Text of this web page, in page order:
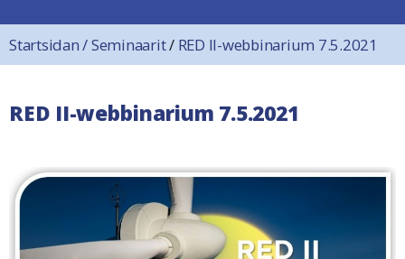
Startsidan/Seminaarit/ RED II-webbinarium 7.5.2021
RED II-webbinarium 7.5.2021